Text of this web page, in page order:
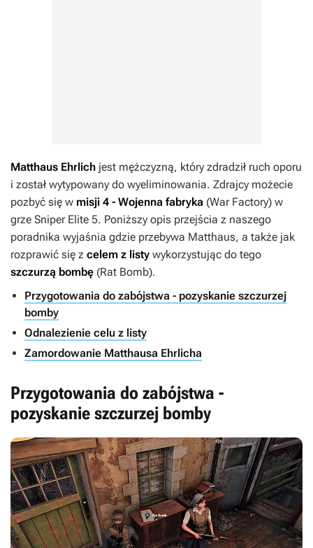
Matthaus Ehrlich jest mężczyzną, który zdradził ruch oporu
i został wytypowany do wyeliminowania. Zdrajcy możecie
pozbyć się w misji 4 - Wojenna fabryka (War Factory) w
grze Sniper Elite 5. Poniższy opis przejścia z naszego
poradnika wyjaśnia gdzie przebywa Matthaus, a także jak
rozprawić się z celem z listy wykorzystując do tego
szczurzą bombę (Rat Bomb).
Przygotowania do zabójstwa - pozyskanie szczurzej
bomby
Odnalezienie celu z listy
Zamordowanie Matthausa Ehrlicha
Przygotowania do zabójstwa -
pozyskanie szczurzej bomby